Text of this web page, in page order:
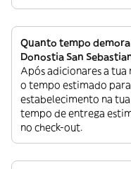
Quanto tempo
Donostia San
Após adicionares a
o tempo estimado
estabelecimento na
tempo de entrega
no check-out.